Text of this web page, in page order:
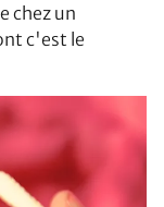
chez un
c'est le